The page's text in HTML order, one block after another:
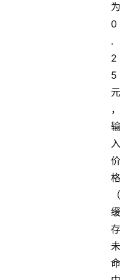
为
0
.
2
5
元
，
输
入
价
格
（
缓
存
未
命